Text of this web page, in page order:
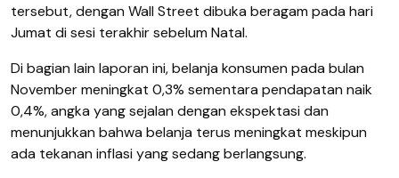
tersebut, dengan Wall Street dibuka beragam pada hari
Jumat di sesi terakhir sebelum Natal.
Di bagian lain laporan ini, belanja konsumen pada bulan
November meningkat 0,3% sementara pendapatan naik
0,4%, angka yang sejalan dengan ekspektasi dan
menunjukkan bahwa belanja terus meningkat meskipun
ada tekanan inflasi yang sedang berlangsung.